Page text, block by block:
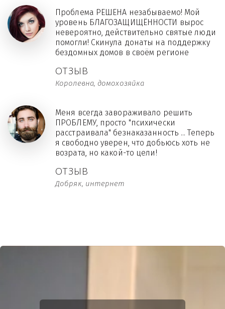
ОТЗЫВ
Королевна, домохозяйка
Проблема РЕШЕНА незабываемо! Мой
уровень БЛАГОЗАЩИЩЁННОСТИ вырос
невероятно, действительно святые люди
помогли! Скинула донаты на поддержку
бездомных домов в своём регионе
ОТЗЫВ
Добряк, интернет
Меня всегда завораживало решить
ПРОБЛЕМУ, просто "психически
расстраивала" безнаказанность ... Теперь
я свободно уверен, что добьюсь хоть не
возрата, но какой-то цели!